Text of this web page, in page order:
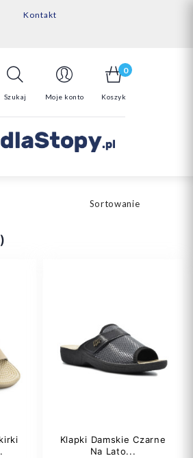
Kontakt
na darmowy zwrot*
Szukaj Moje konto
0
Koszyk
Sortowanie
Klapki Damskie Czarne
Na Lato...